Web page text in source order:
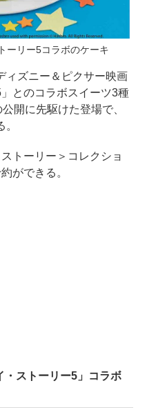
ーリー5コラボのケーキ
ズニー＆ピクサー映画
とのコラボスイーツ3種
開に先駆けた登場で、
トーリー＞コレクショ
ができる。
・ストーリー5」コラボ